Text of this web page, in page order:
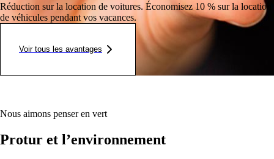
Réduction sur la location de voitures. Économisez 10 % sur la location
de véhicules pendant vos vacances.
Voir tous les avantages
Nous aimons penser en vert
Protur et l’environnement